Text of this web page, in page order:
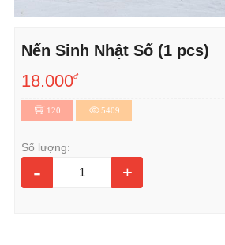
Nến Sinh Nhật Số (1 pcs)
18.000đ
120 5409
Số lượng:
- +